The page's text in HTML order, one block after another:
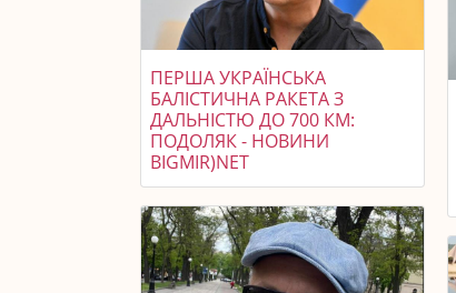
ПЕРША УКРАЇНСЬКА
БАЛІСТИЧНА РАКЕТА З
ДАЛЬНІСТЮ ДО 700 КМ:
ПОДОЛЯК - НОВИНИ
BIGMIR)NET